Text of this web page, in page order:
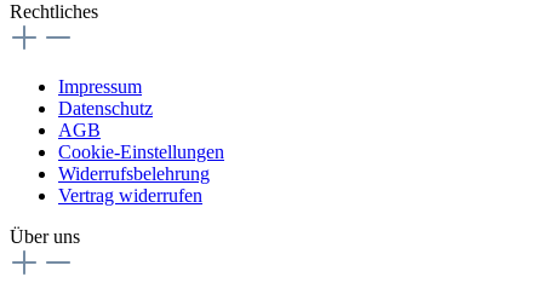
Rechtliches
Impressum
Datenschutz
AGB
Cookie-Einstellungen
Widerrufsbelehrung
Vertrag widerrufen
Über uns